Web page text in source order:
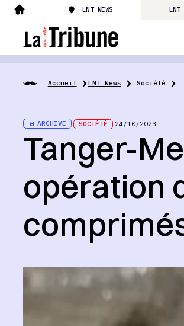
LNT NEWS LNT
Accueil LNT News Société
ARCHIVE SOCIÉTÉ 24/10/2023
Tanger-
opération